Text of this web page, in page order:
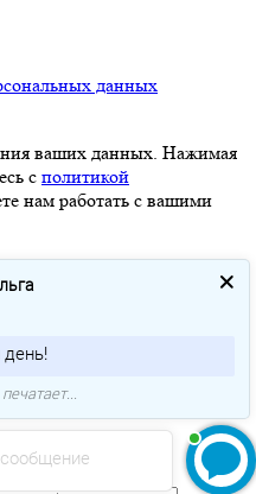
данных
ваших данных. Нажимая
с политикой
нам работать с вашими
это поле пустым и вы
печатает...